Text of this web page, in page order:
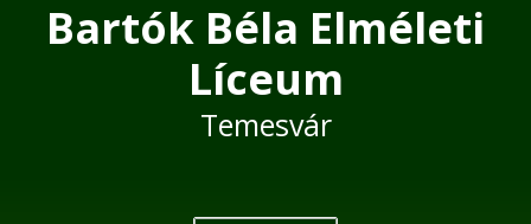
Bartók Béla Elméleti
Líceum
Temesvár
Post
navigation